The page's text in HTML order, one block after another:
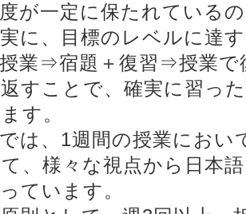
が一定に保たれている
に、目標のレベルに達
業⇒宿題＋復習⇒授業で
すことで、確実に習っ
す。
は、1週間の授業におい
、様々な視点から日本
ています。